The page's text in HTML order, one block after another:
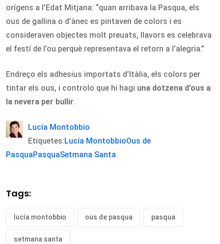
orígens a l’Edat Mitjana: “quan arribava la Pasqua, els
ous de gallina o d’ànec es pintaven de colors i es
consideraven objectes molt preuats, llavors es celebrava
el festí de l’ou perquè representava el retorn a l’alegria.”
Endreço els adhesius importats d’Itàlia, els colors per
tintar els ous, i controlo que hi hagi una dotzena d’ous a
la nevera per bullir.
Lucía Montobbio
Etiquetes:Lucía MontobbioOus de
PasquaPasquaSetmana Santa
Tags:
lucía montobbio ous de pasqua pasqua
setmana santa